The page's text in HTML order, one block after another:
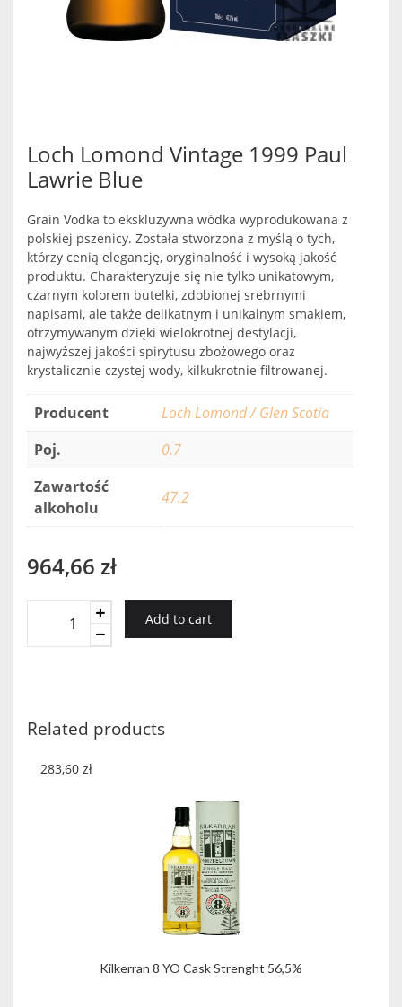
Loch Lomond Vintage 1999 Paul
Lawrie Blue
Grain Vodka to ekskluzywna wódka wyprodukowana z
polskiej pszenicy. Została stworzona z myślą o tych,
którzy cenią elegancję, oryginalność i wysoką jakość
produktu. Charakteryzuje się nie tylko unikatowym,
czarnym kolorem butelki, zdobionej srebrnymi
napisami, ale także delikatnym i unikalnym smakiem,
otrzymywanym dzięki wielokrotnej destylacji,
najwyższej jakości spirytusu zbożowego oraz
krystalicznie czystej wody, kilkukrotnie filtrowanej.
Producent
Loch Lomond / Glen Scotia
Poj.
0.7
Zawartość
alkoholu
47.2
964,66 zł
Lomond
Lawrie
Blue
quantity
Add to cart
Related products
Kilkerran 8 YO Cask Strenght 56,5%
283,60 zł